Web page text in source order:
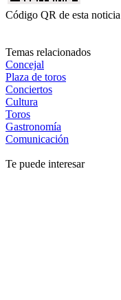
Código QR de esta noticia
Temas relacionados
Concejal
Plaza de toros
Conciertos
Cultura
Toros
Gastronomía
Comunicación
Te puede interesar